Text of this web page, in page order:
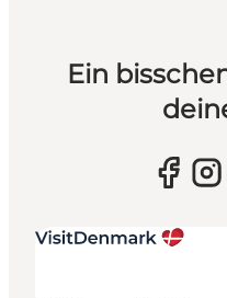
Ein